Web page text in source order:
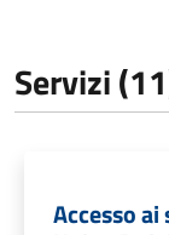
Servizi
Accesso